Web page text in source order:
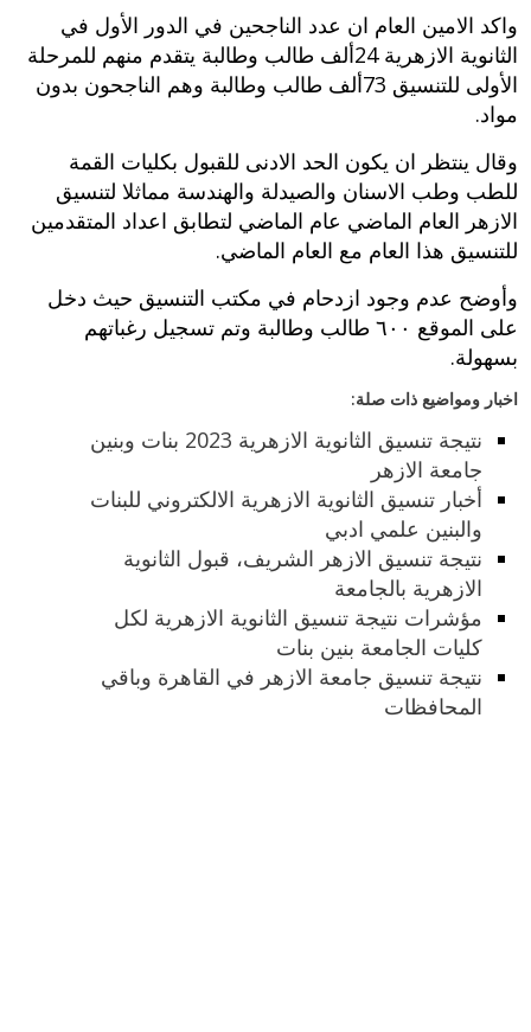
واكد الامين العام ان عدد الناجحين في الدور الأول في
الثانوية الازهرية‮‬24‮ ‬ألف طالب وطالبة يتقدم منهم للمرحلة
الأولى للتنسيق‮‬73‮ ‬ألف طالب وطالبة وهم الناجحون بدون
مواد‮.
‬وقال ينتظر ان يكون الحد الادنى للقبول بكليات القمة
للطب وطب الاسنان والصيدلة والهندسة مماثلا لتنسيق
الازهر العام الماضي عام الماضي لتطابق اعداد‮ ‬المتقدمين
للتنسيق هذا العام مع العام الماضي‮.‬
وأوضح عدم وجود ازدحام في مكتب التنسيق حيث دخل
على الموقع ‮٠٠٦ ‬طالب وطالبة وتم‮ ‬تسجيل رغباتهم
بسهولة‮.‬
اخبار ومواضيع ذات صلة:
نتيجة تنسيق الثانوية الازهرية 2023 بنات وبنين
جامعة الازهر
أخبار تنسيق الثانوية الازهرية الالكتروني للبنات
والبنين علمي ادبي
نتيجة تنسيق الازهر الشريف، قبول الثانوية
الازهرية بالجامعة
مؤشرات نتيجة تنسيق الثانوية الازهرية لكل
كليات الجامعة بنين بنات
نتيجة تنسيق جامعة الازهر في القاهرة وباقي
المحافظات